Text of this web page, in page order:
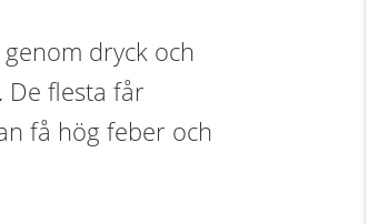
dryck och
De flesta får
få hög feber och